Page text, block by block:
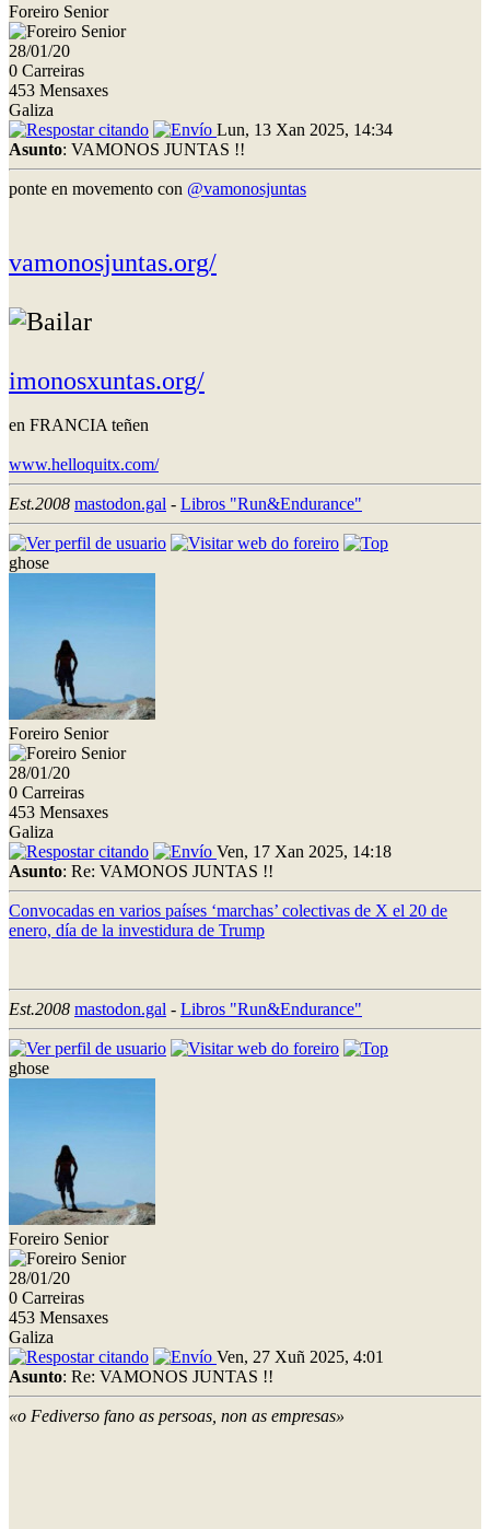
Foreiro Senior
28/01/20
0 Carreiras
453 Mensaxes
Galiza
Lun, 13 Xan 2025, 14:34
Asunto: VAMONOS JUNTAS !!
ponte en movemento con @vamonosjuntas
vamonosjuntas.org/
imonosxuntas.org/
en FRANCIA teñen
www.helloquitx.com/
Est.2008 mastodon.gal - Libros "Run&Endurance"
ghose
Foreiro Senior
28/01/20
0 Carreiras
453 Mensaxes
Galiza
Ven, 17 Xan 2025, 14:18
Asunto: Re: VAMONOS JUNTAS !!
Convocadas en varios países ‘marchas’ colectivas de X el 20 de
enero, día de la investidura de Trump
Est.2008 mastodon.gal - Libros "Run&Endurance"
ghose
Foreiro Senior
28/01/20
0 Carreiras
453 Mensaxes
Galiza
Ven, 27 Xuñ 2025, 4:01
Asunto: Re: VAMONOS JUNTAS !!
«o Fediverso fano as persoas, non as empresas»